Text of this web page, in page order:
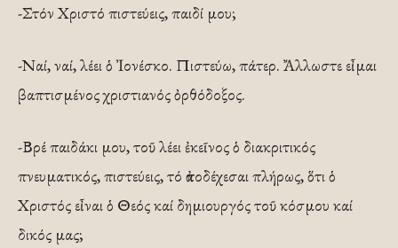
-Στόν Χριστό πιστεύεις, παιδί μου;
-Ναί, ναί, λέει ὁ Ἰονέσκο. Πιστεύω, πάτερ. Ἄλλωστε εἶμαι
βαπτισμένος χριστιανός ὀρθόδοξος.
-Βρέ παιδάκι μου, τοῦ λέει ἐκεῖνος ὁ διακριτικός
πνευματικός, πιστεύεις, τό ἀποδέχεσαι πλήρως, ὅτι ὁ
Χριστός εἶναι ὁ Θεός καί δημιουργός τοῦ κόσμου καί
δικός μας;